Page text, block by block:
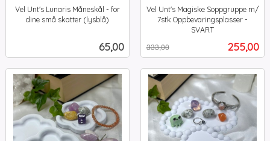
Vel Unt's Lunaris Måneskål - for
dine små skatter (lysblå)
Pris
65,00
Vel Unt's Magiske Soppgruppe m/
7stk Oppbevaringsplasser -
SVART
Tilbud
255,00
333,00
mva.